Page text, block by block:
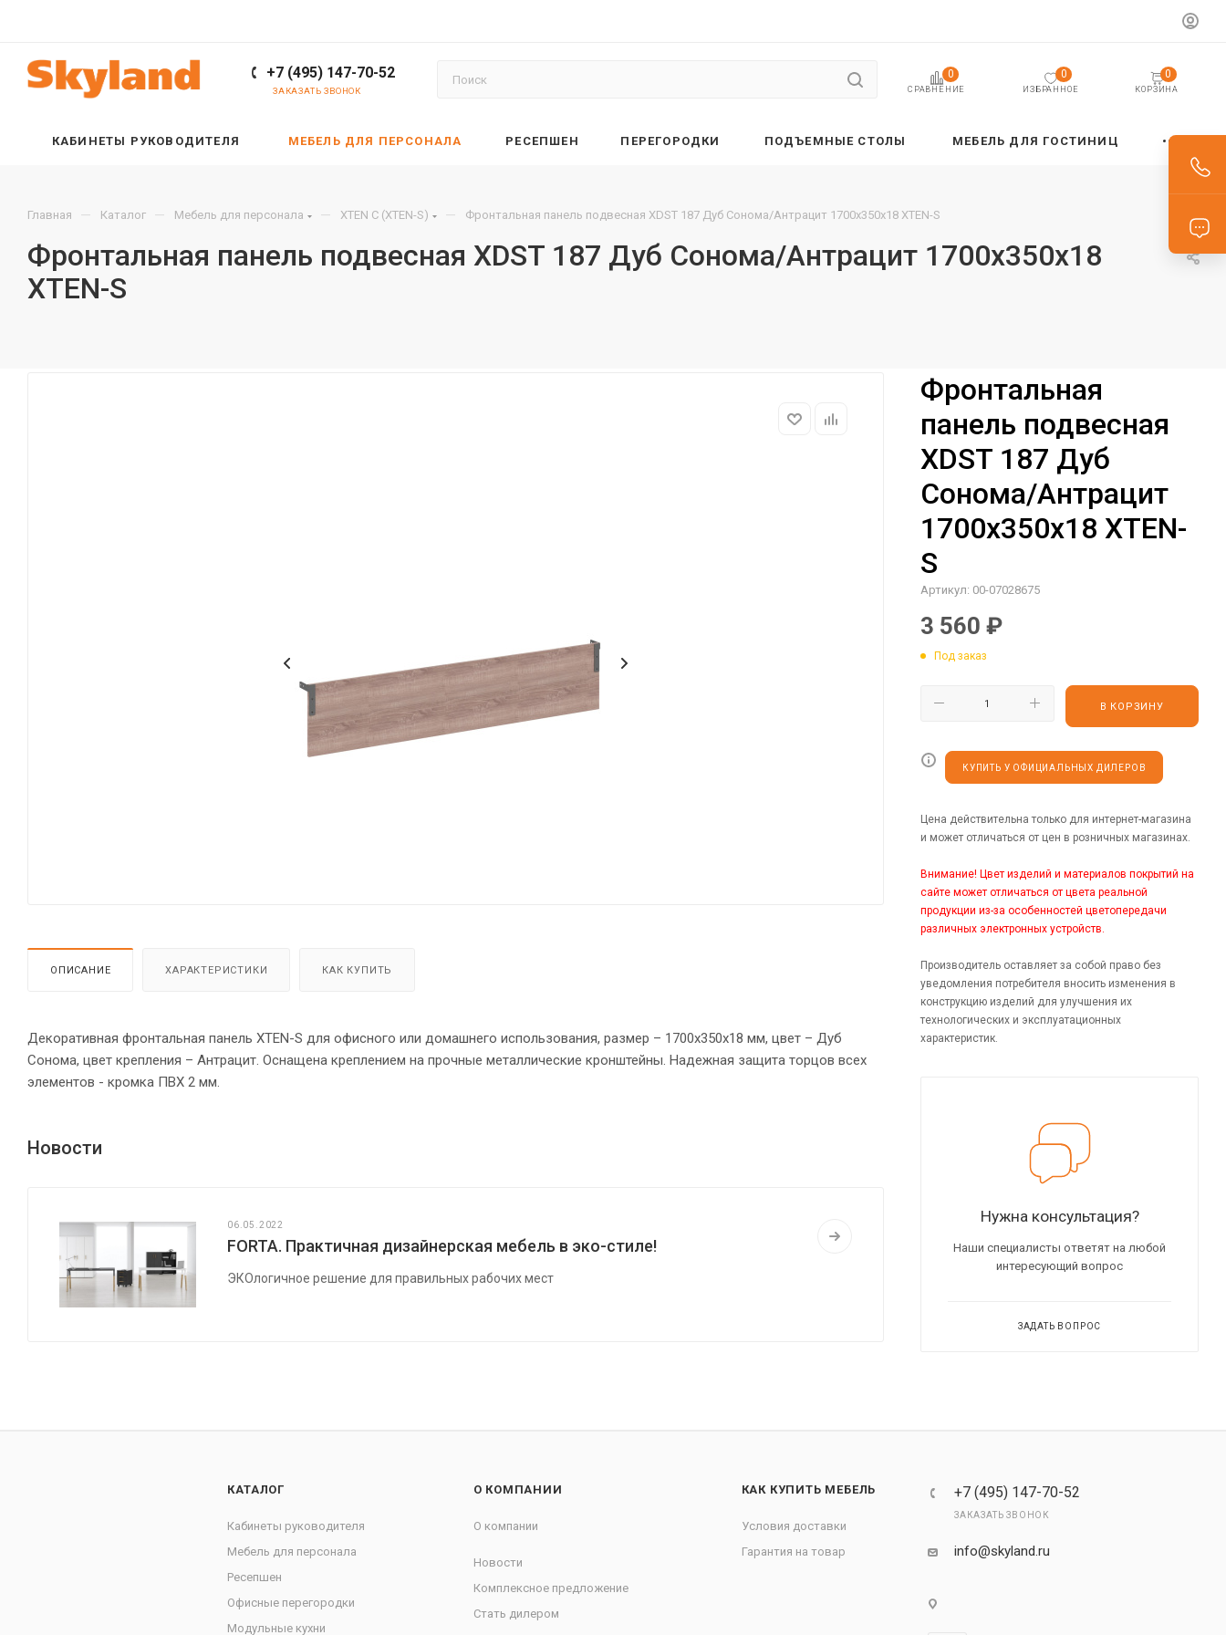
+7 (495) 147-70-52
ЗАКАЗАТЬ ЗВОНОК СРАВНЕНИЕ
0
ИЗБРАННОЕ
0
КОРЗИНА
0
КАБИНЕТЫ РУКОВОДИТЕЛЯ МЕБЕЛЬ ДЛЯ ПЕРСОНАЛА РЕСЕПШЕН ПЕРЕГОРОДКИ ПОДЪЕМНЫЕ СТОЛЫ МЕБЕЛЬ ДЛЯ ГОСТИНИЦ
Главная — Каталог — Мебель для персонала — XTEN С (XTEN-S) — Фронтальная панель подвесная XDST 187 Дуб Сонома/Антрацит 1700х350х18 XTEN-S
Фронтальная панель подвесная XDST 187 Дуб Сонома/Антрацит 1700х350х18
XTEN-S
ОПИСАНИЕ ХАРАКТЕРИСТИКИ КАК КУПИТЬ
Декоративная фронтальная панель XTEN-S для офисного или домашнего использования, размер – 1700х350х18 мм, цвет – Дуб
Сонома, цвет крепления – Антрацит. Оснащена креплением на прочные металлические кронштейны. Надежная защита торцов всех
элементов - кромка ПВХ 2 мм.
Новости
06.05.2022
FORTA. Практичная дизайнерская мебель в эко-стиле!
ЭКОлогичное решение для правильных рабочих мест
Фронтальная
панель подвесная
XDST 187 Дуб
Сонома/Антрацит
1700х350х18 XTEN-
S
Артикул: 00-07028675
3 560 ₽
Под заказ
В КОРЗИНУ
КУПИТЬ У ОФИЦИАЛЬНЫХ ДИЛЕРОВ
Цена действительна только для интернет-магазина
и может отличаться от цен в розничных магазинах.
Внимание! Цвет изделий и материалов покрытий на
сайте может отличаться от цвета реальной
продукции из-за особенностей цветопередачи
различных электронных устройств.
Производитель оставляет за собой право без
уведомления потребителя вносить изменения в
конструкцию изделий для улучшения их
технологических и эксплуатационных
характеристик.
Нужна консультация?
Наши специалисты ответят на любой
интересующий вопрос
ЗАДАТЬ ВОПРОС
КАТАЛОГ
Кабинеты руководителя
Мебель для персонала
Ресепшен
Офисные перегородки
Модульные кухни
О КОМПАНИИ
О компании
Новости
Комплексное предложение
Стать дилером
КАК КУПИТЬ МЕБЕЛЬ
Условия доставки
Гарантия на товар
+7 (495) 147-70-52
ЗАКАЗАТЬ ЗВОНОК
info@skyland.ru